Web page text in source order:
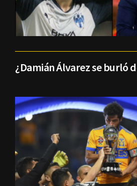
¿Damián Álvarez se burló